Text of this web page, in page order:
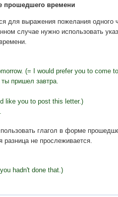
прошедшего времени
для выражения пожелания одного
случае нужно использовать
(= I would prefer you to come
ты пришел завтра.
like you to post this letter.)
глагол в форме
не прослеживается.
hadn't done that.)